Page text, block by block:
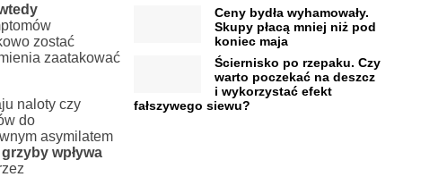
zostać
zaatakować
naloty czy
do
asymilatem
wpływa
Ceny bydła wyhamowały.
Skupy płacą mniej niż pod
koniec maja
Ściernisko po rzepaku. Czy
warto poczekać na deszcz
i wykorzystać efekt
fałszywego siewu?